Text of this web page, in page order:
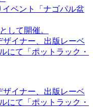
ベント「ナゴパル盆
して開催。
ザイナー、出版レーベ
にて「ポットラック・
ザイナー、出版レーベ
にて「ポットラック・